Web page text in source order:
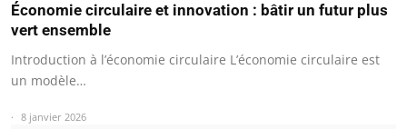
Économie circulaire et innovation : bâtir un futur plus
vert ensemble
Introduction à l’économie circulaire L’économie circulaire est
un modèle…
8 janvier 2026